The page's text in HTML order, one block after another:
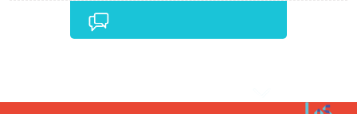
CONCIERTOS•LOS40•GRUPOS MÚSICA•
EVENTOS MUSICALES
•RADIO•AGENDA•PRISA MEDIA•
COMUNICACIÓN•COMUNICACIÓN•